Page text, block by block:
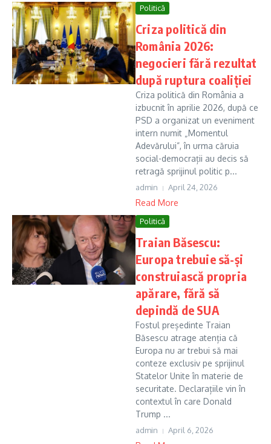
Politică
Criza politică din
România 2026:
negocieri fără rezultat
după ruptura coaliției
Criza politică din România a
izbucnit în aprilie 2026, după ce
PSD a organizat un eveniment
intern numit „Momentul
Adevărului”, în urma căruia
social-democrații au decis să
retragă sprijinul politic p...
admin April 24, 2026
Read More
Politică
Traian Băsescu:
Europa trebuie să-și
construiască propria
apărare, fără să
depindă de SUA
Fostul președinte Traian
Băsescu atrage atenția că
Europa nu ar trebui să mai
conteze exclusiv pe sprijinul
Statelor Unite în materie de
securitate. Declarațiile vin în
contextul în care Donald
Trump ...
admin April 6, 2026